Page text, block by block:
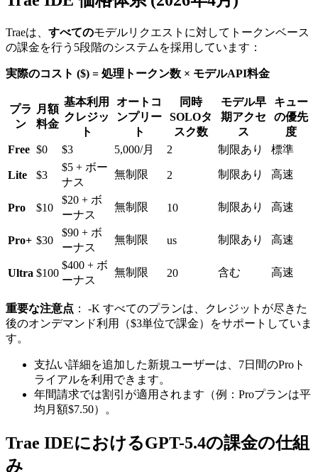
Traeは、 すべてのモデルリクエストに対してトークンベース
の課金を行う5段階のシステムを採用しています：
実際のコスト ($) = 処理トークン数 × モデルAPI料金
プラ
ン
月額
料金
基本利用
クレジッ
ト
オートコ
ンプリー
ト
同時
SOLOタ
スク数
モデル早
期アクセ
ス
キュー
の優先
度
Free $0 $3 5,000/月 2 制限あり 標準
Lite $3
$5 + ボー
ナス
無制限 2 制限あり 高速
Pro $10
$20 + ボ
ーナス
無制限 10 制限あり 高速
Pro+ $30
$90 + ボ
ーナス
無制限 us 制限あり 高速
Ultra $100
$400 + ボ
ーナス
無制限 20 含む 高速
重要な注意点 ： -K すべてのプランは、クレジットが尽きた
後のオンデマンド利用（$3単位で課金）をサポートしていま
す。
支払い詳細を追加した新規ユーザーは、7日間のProト
ライアルを利用できます。
年間請求では割引が適用されます（例：Proプランは平
均月額$7.50）。
Trae IDEにおけるGPT-5.4の課金の仕組
み